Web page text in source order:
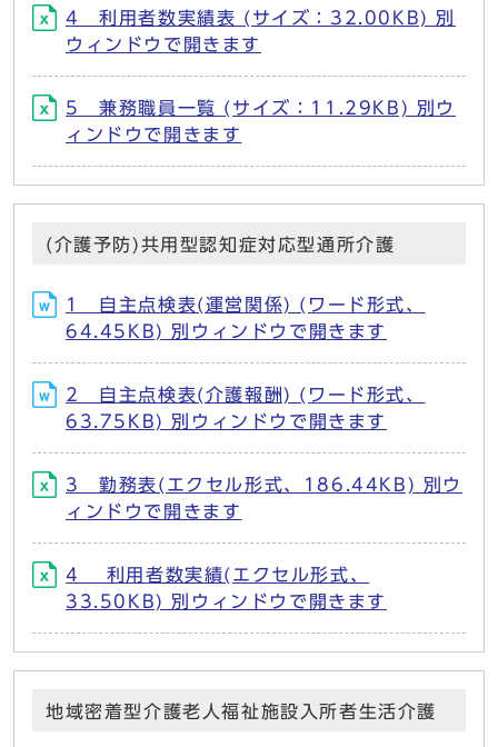
4 利用者数実績表 (サイズ：32.00KB) 別
ウィンドウで開きます
5 兼務職員一覧 (サイズ：11.29KB) 別ウ
ィンドウで開きます
(介護予防)共用型認知症対応型通所介護
1 自主点検表(運営関係) (ワード形式、
64.45KB) 別ウィンドウで開きます
2 自主点検表(介護報酬) (ワード形式、
63.75KB) 別ウィンドウで開きます
3 勤務表(エクセル形式、186.44KB) 別ウ
ィンドウで開きます
4 利用者数実績(エクセル形式、
33.50KB) 別ウィンドウで開きます
地域密着型介護老人福祉施設入所者生活介護